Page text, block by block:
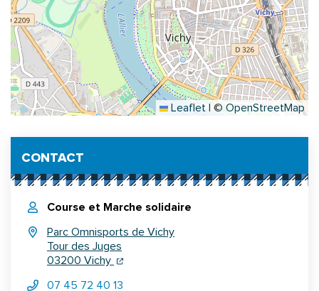
Leaflet | ©OpenStreetMap
CONTACT
Course et Marche solidaire
Parc Omnisports de Vichy
Tour des Juges
03200 Vichy (ouverture dans un nouvel onglet)
(ouverture dans un nouvel onglet)
07 45 72 40 13